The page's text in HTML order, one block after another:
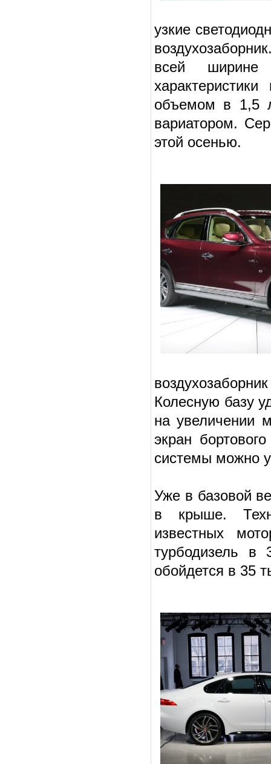
узкие
всей ширине
объемом в 1,5
вариатором.
этой осенью.
Колесную базу
на увеличении
экран
системы можно
Уже в базовой
в крыше.
известных
турбодизель
обойдется в 35